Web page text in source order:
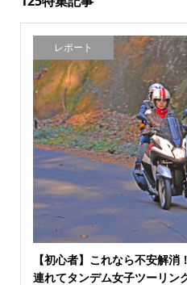
レポート
【初心者】これなら不安解
連れてタンデム女子ツーリン